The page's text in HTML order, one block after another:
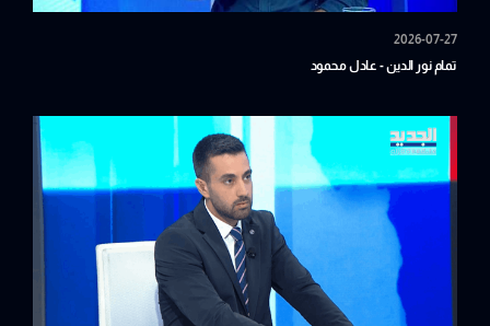
2026-07-27
تمام نور الدين - عادل محمود